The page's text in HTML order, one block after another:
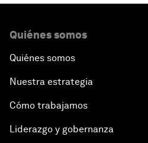
Quiénes somos
Quiénes somos
Nuestra estrategia
Cómo trabajamos
Liderazgo y gobernanza